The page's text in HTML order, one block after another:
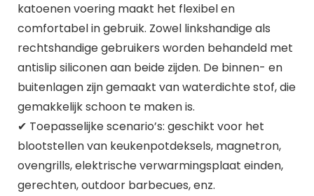
katoenen voering maakt het flexibel en
comfortabel in gebruik. Zowel linkshandige als
rechtshandige gebruikers worden behandeld met
antislip siliconen aan beide zijden. De binnen- en
buitenlagen zijn gemaakt van waterdichte stof, die
gemakkelijk schoon te maken is.
✔ Toepasselijke scenario’s: geschikt voor het
blootstellen van keukenpotdeksels, magnetron,
ovengrills, elektrische verwarmingsplaat einden,
gerechten, outdoor barbecues, enz.